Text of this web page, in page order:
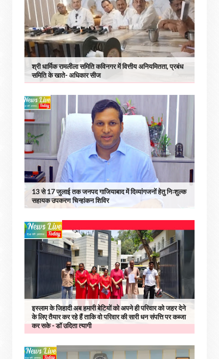
श्री धार्मिक रामलीला समिति कविनगर में वित्तीय अनियमितता, प्रबंध
समिति के खाते- अधिकार सीज
13 से 17 जुलाई तक जनपद गाजियाबाद में दिव्यांगजनों हेतु निःशुल्क
सहायक उपकरण चिन्हांकन शिविर
इस्लाम के जिहादी अब हमारी बेटियों को अपने ही परिवार को जहर देने
के लिए तैयार कर रहे हैं ताकि वो परिवार की सारी धन संपत्ति पर कब्जा
कर सके - डॉ उदिता त्यागी